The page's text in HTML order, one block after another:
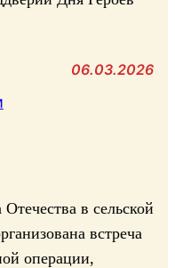
06.03.2026
в сельской
встреча
операции,